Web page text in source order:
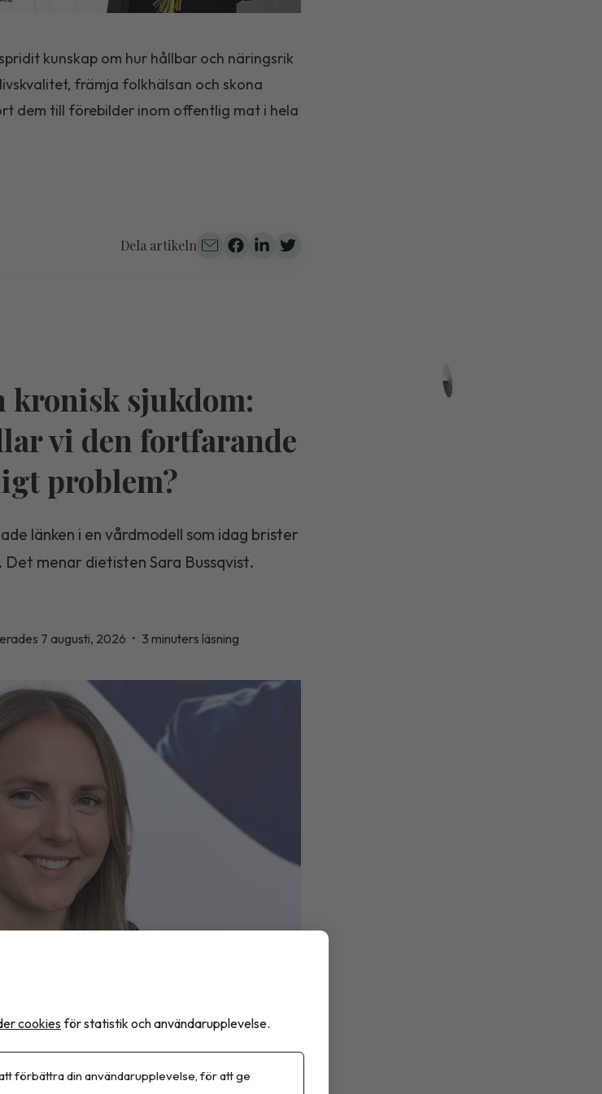
kunskap om hur hållbar och näringsrik
främja folkhälsan och skona
dem till förebilder inom offentlig mat i hela
Dela artikeln
kronisk sjukdom:
vi den fortfarande
problem?
länken i en vårdmodell som idag brister
menar dietisten Sara Bussqvist.
7 augusti, 2026 • 3 minuters läsning
cookies för statistik och användarupplevelse.
förbättra din användarupplevelse, för att ge